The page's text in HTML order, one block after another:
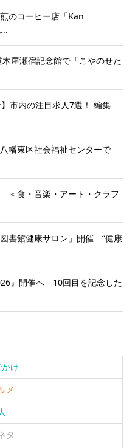
のコーヒー店「Kan
屋瀬宿記念館で「こやのせた
市内の注目求人7選！ 編集
幡東区社会福祉センターで
＜食・音楽・アート・クラフ
書館健康サロン」開催 “健康
』開催へ 10回目を記念した
け
メ
人
タ